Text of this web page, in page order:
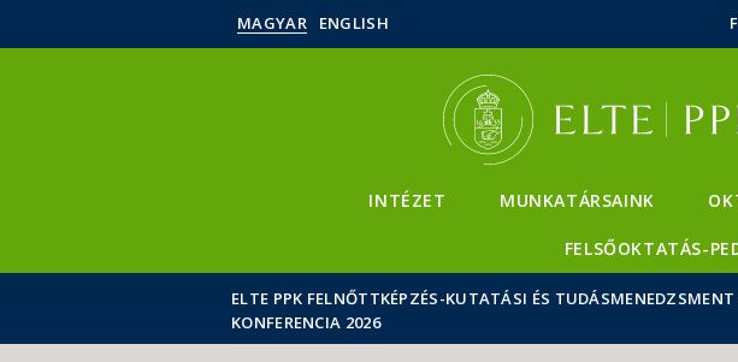
MAGYAR ENGLISH
INTÉZET MUNKATÁRSAINK
FELSŐOKTATÁS-
ELTE PPK FELNŐTTKÉPZÉS-KUTATÁSI ÉS
KONFERENCIA 2026